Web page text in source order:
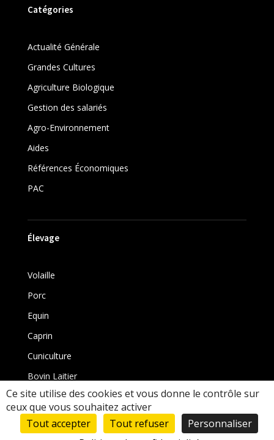
Catégories
Actualité Générale
Grandes Cultures
Agriculture Biologique
Gestion des salariés
Agro-Environnement
Aides
Références Économiques
PAC
Élevage
Volaille
Porc
Equin
Caprin
Cuniculture
Bovin Laitier
Bovin
Ce site utilise des cookies et vous donne le contrôle sur
ceux que vous souhaitez activer
Tout accepter
Tout refuser
Personnaliser